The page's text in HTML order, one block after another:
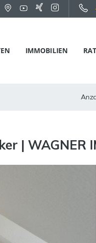
IMMOBILIEN
| WAGNER